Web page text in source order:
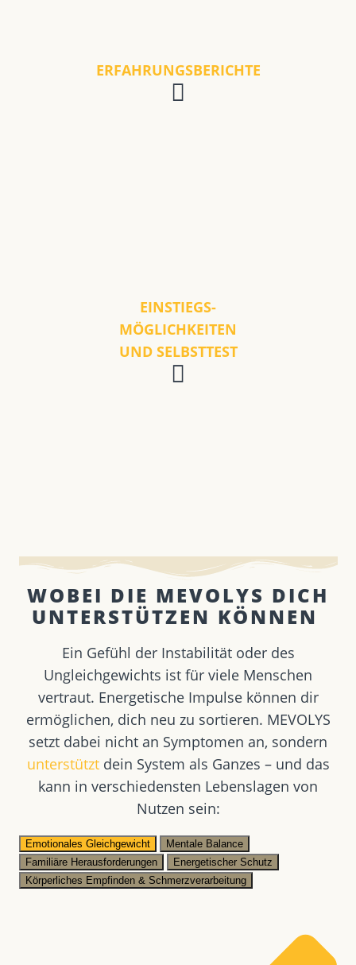
ERFAHRUNGSBERICHTE
EINSTIEGS-
MÖGLICHKEITEN
UND SELBSTTEST
WOBEI DIE MEVOLYS DICH
UNTERSTÜTZEN KÖNNEN ​
Ein Gefühl der Instabilität oder des
Ungleichgewichts ist für viele Menschen
vertraut. Energetische Impulse können dir
ermöglichen, dich neu zu sortieren. MEVOLYS
setzt dabei nicht an Symptomen an, sondern
unterstütztdein System als Ganzes – und das
kann in verschiedensten Lebenslagen von
Nutzen sein:
Emotionales Gleichgewicht
Mentale Balance
Familiäre Herausforderungen
Energetischer Schutz
Körperliches Empfinden & Schmerzverarbeitung